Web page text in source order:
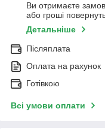
Ви отримаєте
або гроші
Детальніше
Післяплата
Оплата на рахунок
Готівкою
Всі умови оплати